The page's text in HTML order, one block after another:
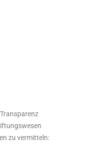
zu vermitteln: